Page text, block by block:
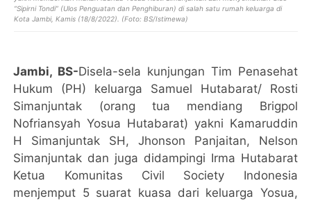
“Sipirni Tondi” (Ulos Penguatan dan Penghiburan) di salah satu rumah keluarga di
Kota Jambi, Kamis (18/8/2022). (Foto: BS/Istimewa)
Jambi, BS-Disela-sela kunjungan Tim Penasehat
Hukum (PH) keluarga Samuel Hutabarat/ Rosti
Simanjuntak (orang tua mendiang Brigpol
Nofriansyah Yosua Hutabarat) yakni Kamaruddin
H Simanjuntak SH, Jhonson Panjaitan, Nelson
Simanjuntak dan juga didampingi Irma Hutabarat
Ketua Komunitas Civil Society Indonesia
menjemput 5 suarat kuasa dari keluarga Yosua,